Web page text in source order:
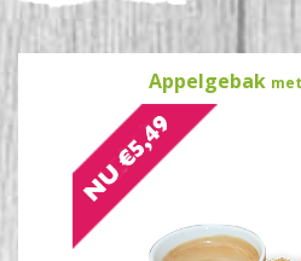
Appelgebak